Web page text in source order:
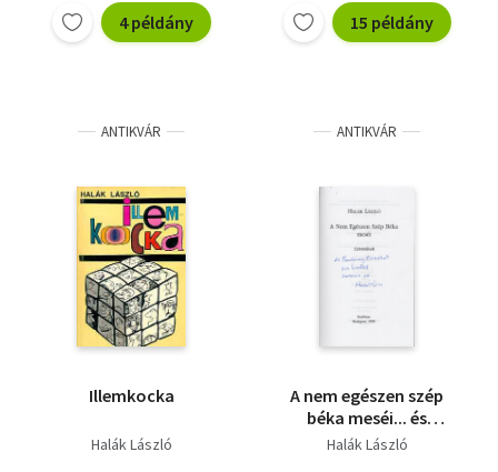
4 példány 15 példány
ANTIKVÁR
Illemkocka
Halák László
ANTIKVÁR
A nem egészen szép
béka meséi... és
további színművek:
Halák László